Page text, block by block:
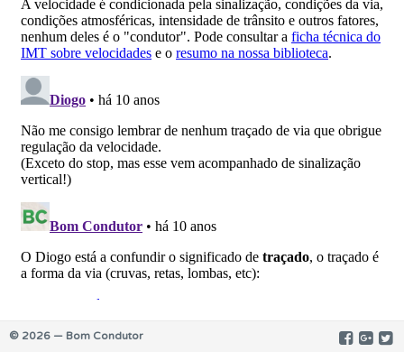
© 2026 — Bom Condutor